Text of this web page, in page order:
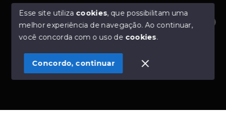
Olá! Estamos disponíveis para te ajudar.
© Copyright 2026 - TORQUATO ∴ Corretor de Imóveis
- CRECI 42643f | 136.004f Perito Avaliador CNAI 37357
SITE PARA IMOBILIARIA
Esse site utiliza cookies, que possibilitam uma
melhor experiência de navegação.Ao continuar,
você concorda com o uso de cookies.
Concordo, continuar